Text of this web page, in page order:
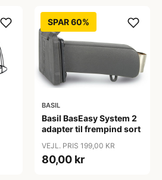
SPAR 60%
BASIL
Basil BasEasy System 2
adapter til frempind sort
VEJL. PRIS 199,00 KR
80,00 kr